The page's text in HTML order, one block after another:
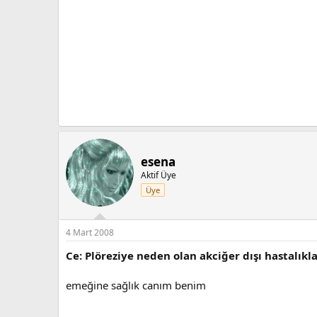
esena
Aktif Üye
Üye
4 Mart 2008
Ce: Plöreziye neden olan akciğer dışı
emeğine sağlık canım benim